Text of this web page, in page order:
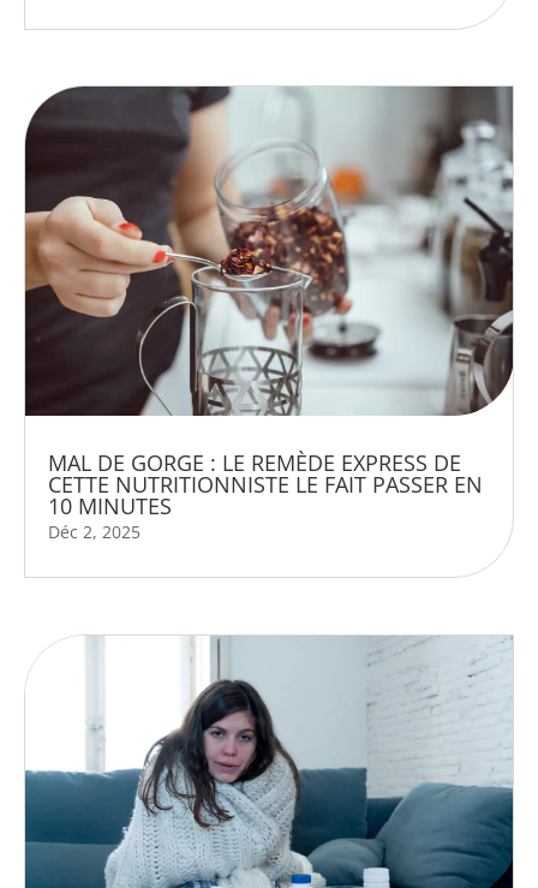
MAL DE GORGE : LE REMÈDE EXPRESS DE
CETTE NUTRITIONNISTE LE FAIT PASSER EN
10 MINUTES
Déc 2, 2025